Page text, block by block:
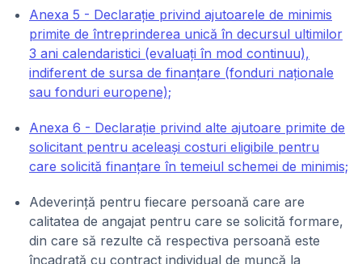
Anexa 5 - Declarație privind ajutoarele de minimis
primite de întreprinderea unică în decursul ultimilor
3 ani calendaristici (evaluați în mod continuu),
indiferent de sursa de finanțare (fonduri naționale
sau fonduri europene);
Anexa 6 - Declarație privind alte ajutoare primite de
solicitant pentru aceleași costuri eligibile pentru
care solicită finanțare în temeiul schemei de minimis;
Adeverință pentru fiecare persoană care are
calitatea de angajat pentru care se solicită formare,
din care să rezulte că respectiva persoană este
încadrată cu contract individual de muncă la